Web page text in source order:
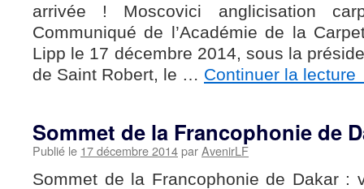
arrivée ! Moscovici anglicisation
Communiqué de l’Académie de la
Lipp le 17 décembre 2014, sous la
de Saint Robert, le … Continuer la lecture
Sommet de la Francophonie de
Publié le 17 décembre 2014parAvenirLF
Sommet de la Francophonie de Dakar :